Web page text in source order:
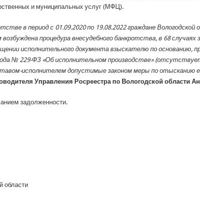
и муниципальных услуг (МФЦ).
в период с 01.09.2020 по 19.08.2022 граждане Вологодской
процедура внесудебного банкротства, в 68
исполнительного документа взыскателю по основанию,
№ 229-ФЗ «Об исполнительном производстве»
исполнителем допустимые законом меры по отысканию
Управления Росреестра по Вологодской области
задолженности.
области